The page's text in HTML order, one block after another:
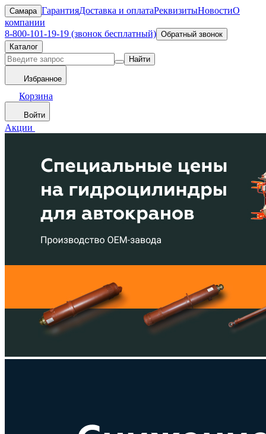
Самара ГарантияДоставка и оплатаРеквизитыНовостиО
компании
8-800-101-19-19 (звонок бесплатный) Обратный звонок
Каталог
Найти
Избранное
Корзина
Войти
Акции